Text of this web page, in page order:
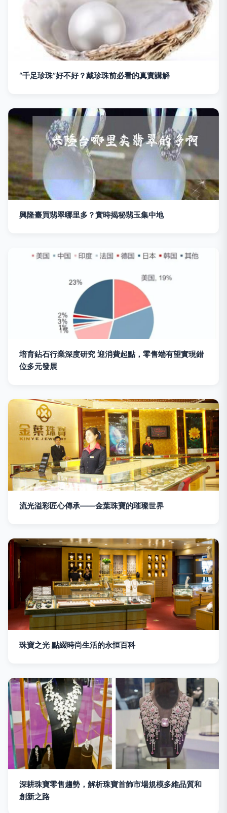
“千足珍珠”好不好？戴珍珠前必看的真實講解
興隆臺買翡翠哪里多？實時揭秘翡玉集中地
培育鉆石行業深度研究 迎消費起點，零售端有望實現錯
位多元發展
流光溢彩匠心傳承——金葉珠寶的璀璨世界
珠寶之光 點綴時尚生活的永恒百科
深耕珠寶零售趨勢，解析珠寶首飾市場規模多維品質和
創新之路